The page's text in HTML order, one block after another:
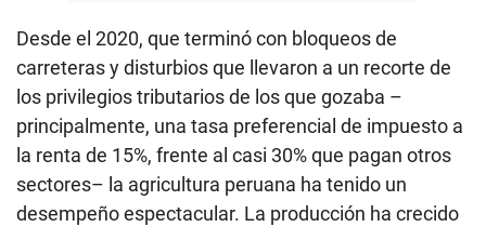
Desde el 2020, que terminó con bloqueos de
carreteras y disturbios que llevaron a un recorte de
los privilegios tributarios de los que gozaba –
principalmente, una tasa preferencial de impuesto a
la renta de 15%, frente al casi 30% que pagan otros
sectores– la agricultura peruana ha tenido un
desempeño espectacular. La producción ha crecido